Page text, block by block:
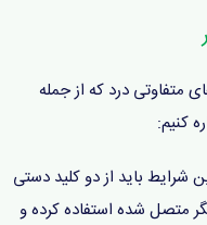
متفاوتی درد که از جمله
کنیم:
شرایط باید از دو کلید دستی
متصل شده استفاده کرده و